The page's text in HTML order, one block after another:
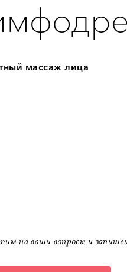
массаж лица
на ваши вопросы и